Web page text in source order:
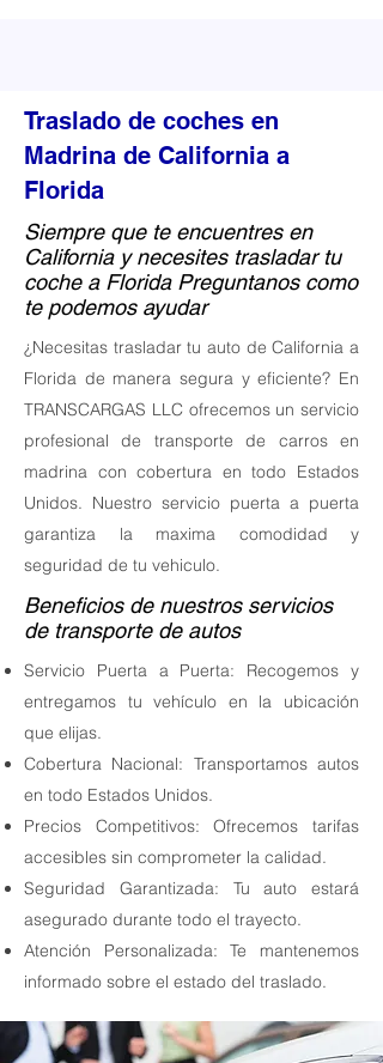
Traslado de coches en
Madrina de California a
Florida
Siempre que te encuentres en
California y necesites trasladar tu
coche a Florida Preguntanos como
te podemos ayudar
¿Necesitas trasladar tu auto de California a
Florida de manera segura y eficiente? En
TRANSCARGAS LLC ofrecemos un servicio
profesional de transporte de carros en
madrina con cobertura en todo Estados
Unidos. Nuestro servicio puerta a puerta
garantiza la maxima comodidad y
seguridad de tu vehiculo.
Beneficios de nuestros servicios
de transporte de autos
Servicio Puerta a Puerta: Recogemos y
entregamos tu vehículo en la ubicación
que elijas.
Cobertura Nacional: Transportamos autos
en todo Estados Unidos.
Precios Competitivos: Ofrecemos tarifas
accesibles sin comprometer la calidad.
Seguridad Garantizada: Tu auto estará
asegurado durante todo el trayecto.
Atención Personalizada: Te mantenemos
informado sobre el estado del traslado.